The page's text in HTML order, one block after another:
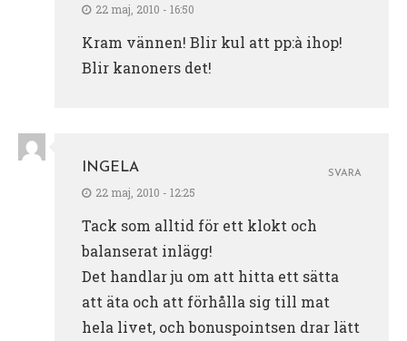
22 maj, 2010 - 16:50
Kram vännen! Blir kul att pp:à ihop!
Blir kanoners det!
INGELA
22 maj, 2010 - 12:25
Tack som alltid för ett klokt och
balanserat inlägg!
Det handlar ju om att hitta ett sätta
att äta och att förhålla sig till mat
hela livet, och bonuspointsen drar lätt
SVARA